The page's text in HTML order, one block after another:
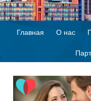
Главная О нас